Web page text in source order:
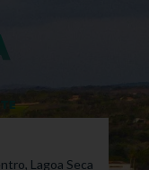
Lagoa Seca